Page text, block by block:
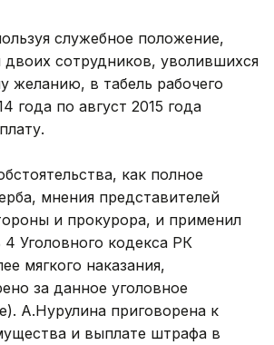
служебное положение,
двоих сотрудников, уволившихся
желанию, в табель рабочего
года по август 2015 года
как полное
мнения представителей
и прокурора, и применил
4 Уголовного кодекса РК
мягкого наказания,
за данное уголовное
А.Нурулина приговорена к
и выплате штрафа в